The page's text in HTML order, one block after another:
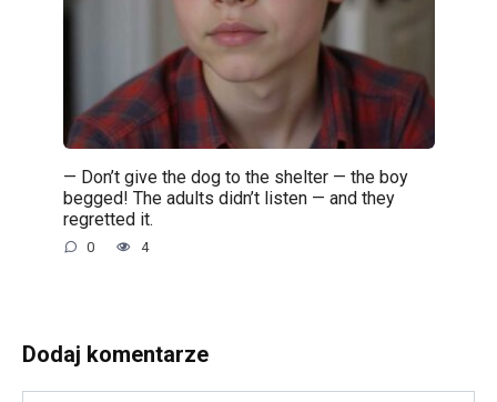
— Don’t give the dog to the shelter — the boy
begged! The adults didn’t listen — and they
regretted it.
0 4
Dodaj komentarze